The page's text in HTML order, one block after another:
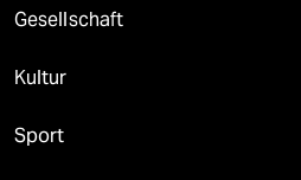
Gesellschaft
Kultur
Sport